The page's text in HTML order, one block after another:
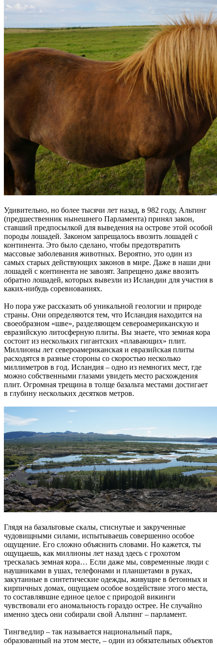
Удивительно, но более тысячи лет назад, в 982 году, Альтинг
(предшественник нынешнего Парламента) принял закон,
ставший предпосылкой для выведения на острове этой особой
породы лошадей. Законом запрещалось ввозить лошадей с
континента. Это было сделано, чтобы предотвратить
массовые заболевания животных. Вероятно, это один из
самых старых действующих законов в мире. Даже в наши дни
лошадей с континента не завозят. Запрещено даже ввозить
обратно лошадей, которых вывезли из Исландии для участия в
каких-нибудь соревнованиях.
Но пора уже рассказать об уникальной геологии и природе
страны. Они определяются тем, что Исландия находится на
своеобразном «шве», разделяющем североамериканскую и
евразийскую литосферную плиты. Вы знаете, что земная кора
состоит из нескольких гигантских «плавающих» плит.
Миллионы лет североамериканская и евразийская плиты
расходятся в разные стороны со скоростью несколько
миллиметров в год. Исландия – одно из немногих мест, где
можно собственными глазами увидеть место расхождения
плит. Огромная трещина в толще базальта местами достигает
в глубину нескольких десятков метров.
Глядя на базальтовые скалы, стиснутые и закрученные
чудовищными силами, испытываешь совершенно особое
ощущение. Его сложно объяснить словами. Но кажется, ты
ощущаешь, как миллионы лет назад здесь с грохотом
трескалась земная кора… Если даже мы, современные люди с
наушниками в ушах, телефонами и планшетами в руках,
закутанные в синтетические одежды, живущие в бетонных и
кирпичных домах, ощущаем особое воздействие этого места,
то составлявшие единое целое с природой викинги
чувствовали его аномальность гораздо острее. Не случайно
именно здесь они собирали свой Альтинг – парламент.
Тингведлир – так называется национальный парк,
образованный на этом месте, – один из обязательных объектов